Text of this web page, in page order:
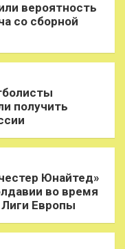
вероятность
со сборной
получить
Юнайтед»
во время
Европы